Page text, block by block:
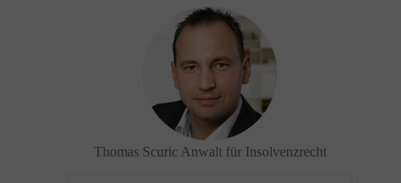
Thomas Scuric Anwalt für Insolvenzrecht